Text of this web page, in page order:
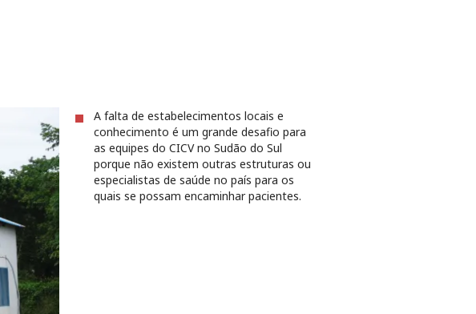
A falta de estabelecimentos locais e
conhecimento é um grande desafio para
as equipes do CICV no Sudão do Sul
porque não existem outras estruturas ou
especialistas de saúde no país para os
quais se possam encaminhar pacientes.